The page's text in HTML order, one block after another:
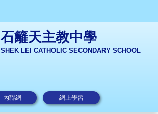
石籬天主教中學
SHEK LEI CATHOLIC SECONDARY SCHOOL
內聯網 網上學習